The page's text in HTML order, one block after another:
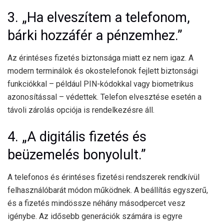
3. „Ha elveszítem a telefonom,
bárki hozzáfér a pénzemhez.”
Az érintéses fizetés biztonsága miatt ez nem igaz. A
modern terminálok és okostelefonok fejlett biztonsági
funkciókkal – például PIN-kódokkal vagy biometrikus
azonosítással – védettek. Telefon elvesztése esetén a
távoli zárolás opciója is rendelkezésre áll.
4. „A digitális fizetés és
beüzemelés bonyolult.”
A telefonos és érintéses fizetési rendszerek rendkívül
felhasználóbarát módon működnek. A beállítás egyszerű,
és a fizetés mindössze néhány másodpercet vesz
igénybe. Az idősebb generációk számára is egyre